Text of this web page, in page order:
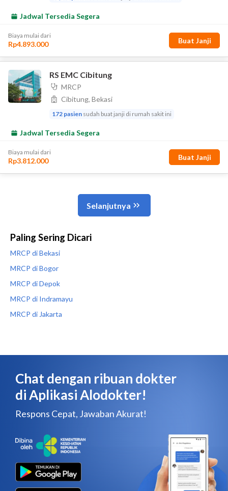
Paling Sering Dicari
MRCP di Bekasi
MRCP di Bogor
MRCP di Depok
MRCP di Indramayu
MRCP di Jakarta